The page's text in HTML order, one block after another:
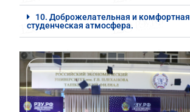
10. Доброжелательная и комфортная
студенческая атмосфера.